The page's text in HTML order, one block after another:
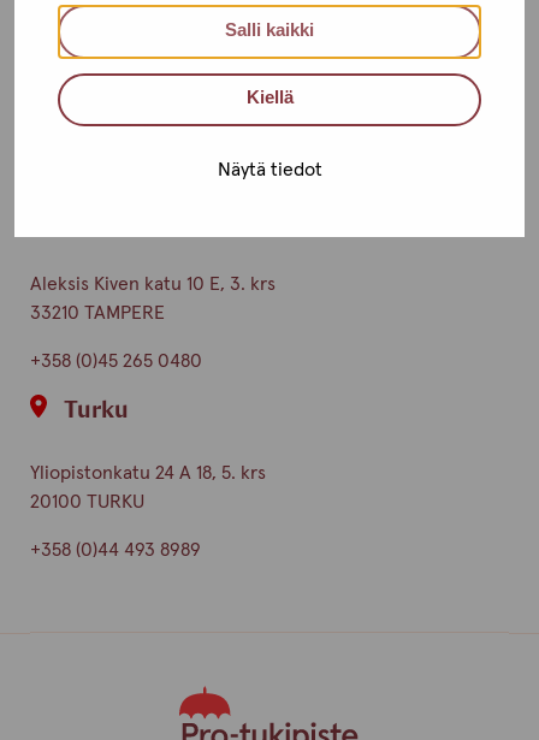
Salli kaikki
Kiellä
Näytä tiedot
Urho Kekkosen katu 4-6 B, 5. krs
00100 HELSINKI
Aleksis Kiven katu 10 E, 3. krs
33210 TAMPERE
+358 (0)45 265 0480
Turku
Yliopistonkatu 24 A 18, 5. krs
20100 TURKU
+358 (0)44 493 8989